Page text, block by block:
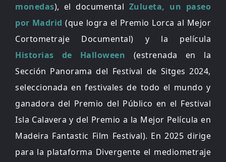
monedas), el documental Zulueta, un paseo
por Madrid (que logra el Premio Lorca al Mejor
Cortometraje Documental) y la película
Historias de Halloween (estrenada en la
Sección Panorama del Festival de Sitges 2024,
seleccionada en festivales de todo el mundo y
ganadora del Premio del Público en el Festival
Isla Calavera y del Premio a la Mejor Película en
Madeira Fantastic Film Festival). En 2025 dirige
para la plataforma Divergente el mediometraje